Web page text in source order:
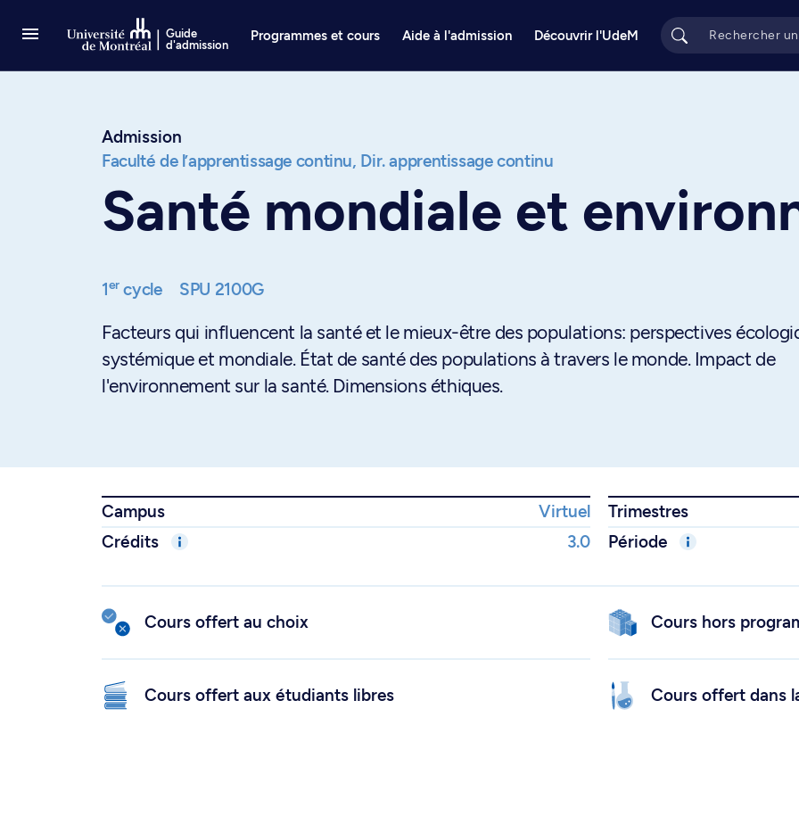
Guide
d'admission
Programmes et cours Aide à l'admission Découvrir l'UdeM
Admission
Faculté de l’apprentissage continu, Dir. apprentissage continu
Santé mondiale et
1ercycle SPU 2100G
Facteurs qui influencent la santé et le mieux-être des populations: perspectives
systémique et mondiale. État de santé des populations à travers le monde. Impact de
l'environnement sur la santé. Dimensions éthiques.
Campus Virtuel Trimestres
Crédits
3.0 Période
Cours offert au choix Cours hors
Cours offert aux étudiants libres Cours offert dans